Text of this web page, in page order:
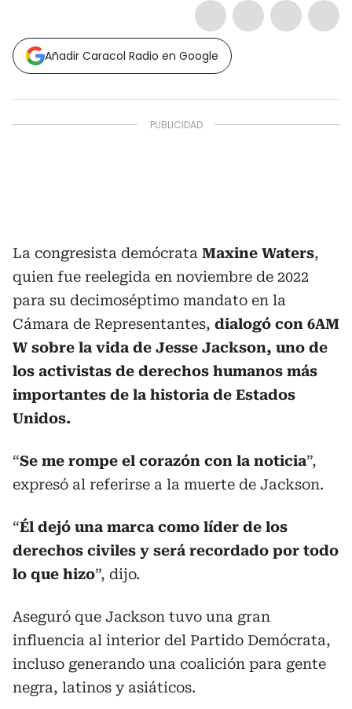
Añadir Caracol Radio en Google
La congresista demócrata Maxine Waters,
quien fue reelegida en noviembre de 2022
para su decimoséptimo mandato en la
Cámara de Representantes, dialogó con 6AM
W sobre la vida de Jesse Jackson, uno de
los activistas de derechos humanos más
importantes de la historia de Estados
Unidos.
“Se me rompe el corazón con la noticia”,
expresó al referirse a la muerte de Jackson.
“Él dejó una marca como líder de los
derechos civiles y será recordado por todo
lo que hizo”, dijo.
Aseguró que Jackson tuvo una gran
influencia al interior del Partido Demócrata,
incluso generando una coalición para gente
negra, latinos y asiáticos.